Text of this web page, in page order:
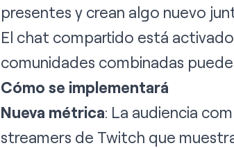
presentes y crean algo nuevo
El chat compartido está
comunidades combinadas
Cómo se implementará
Nueva métrica: La audiencia
streamers de Twitch que